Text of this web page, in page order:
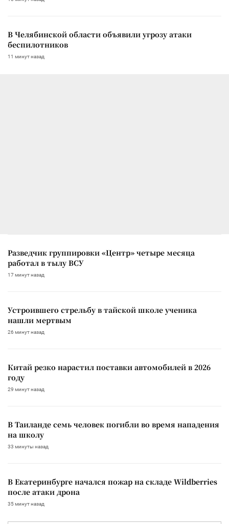
В Челябинской области объявили угрозу атаки
беспилотников
11 минут назад
Разведчик группировки «Центр» четыре месяца
работал в тылу ВСУ
17 минут назад
Устроившего стрельбу в тайской школе ученика
нашли мертвым
26 минут назад
Китай резко нарастил поставки автомобилей в 2026
году
29 минут назад
В Таиланде семь человек погибли во время нападения
на школу
33 минуты назад
В Екатеринбурге начался пожар на складе Wildberries
после атаки дрона
35 минут назад